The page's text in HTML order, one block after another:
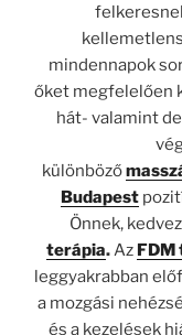
mindennapok
őket megfelelően
hát- valamint
különböző
Budapest
Önnek,
terápia. Az FDM
leggyakrabban
a mozgási
és a kezelések